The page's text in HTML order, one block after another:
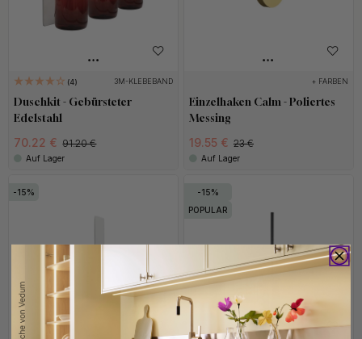
4 3M-KLEBEBAND
Duschkit - Gebürsteter
Edelstahl
70.22 € 91.20 €
Auf Lager
+ FARBEN
Einzelhaken Calm - Poliertes
Messing
19.55 € 23 €
Auf Lager
15
15
POPULAR